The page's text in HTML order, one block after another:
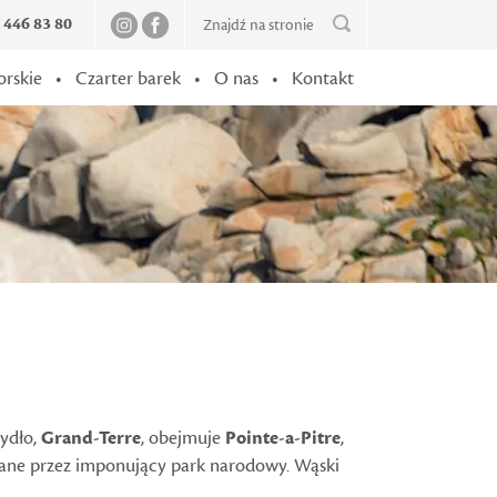
83 80
• Czarter barek • O nas • Kontakt
Grand-Terre, obejmuje Pointe-a-Pitre,
przez imponujący park narodowy. Wąski